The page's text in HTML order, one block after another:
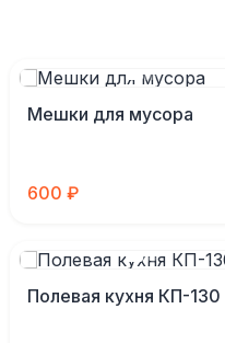
Мешки для мусора
600 ₽
Полевая кухня КП-130